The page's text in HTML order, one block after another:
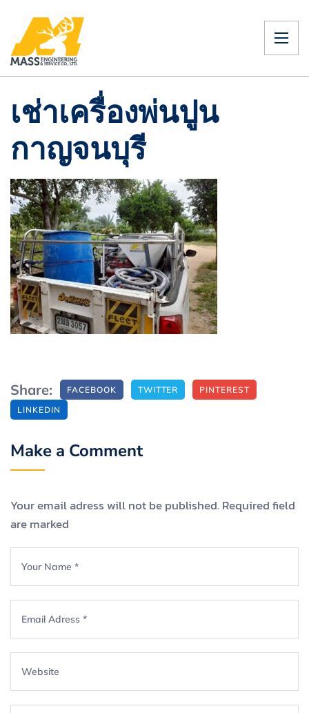
เช่าเครื่องพ่นปูน
กาญจนบุรี
Share: FACEBOOK TWITTER
PINTEREST
LINKEDIN
Make a Comment
Your email adress will not be published. Required field
are marked